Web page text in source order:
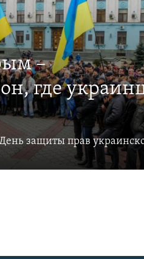
–
где
День защиты прав